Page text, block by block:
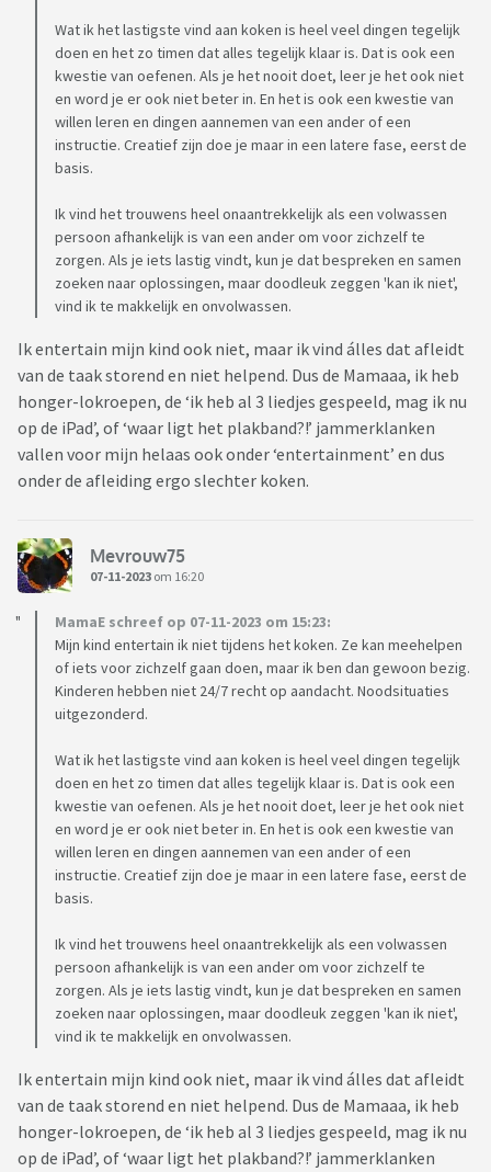
Wat ik het lastigste vind aan koken is heel veel dingen tegelijk
doen en het zo timen dat alles tegelijk klaar is. Dat is ook een
kwestie van oefenen. Als je het nooit doet, leer je het ook niet
en word je er ook niet beter in. En het is ook een kwestie van
willen leren en dingen aannemen van een ander of een
instructie. Creatief zijn doe je maar in een latere fase, eerst de
basis.
Ik vind het trouwens heel onaantrekkelijk als een volwassen
persoon afhankelijk is van een ander om voor zichzelf te
zorgen. Als je iets lastig vindt, kun je dat bespreken en samen
zoeken naar oplossingen, maar doodleuk zeggen 'kan ik niet',
vind ik te makkelijk en onvolwassen.
Ik entertain mijn kind ook niet, maar ik vind álles dat afleidt
van de taak storend en niet helpend. Dus de Mamaaa, ik heb
honger-lokroepen, de ‘ik heb al 3 liedjes gespeeld, mag ik nu
op de iPad’, of ‘waar ligt het plakband?!’ jammerklanken
vallen voor mijn helaas ook onder ‘entertainment’ en dus
onder de afleiding ergo slechter koken.
Mevrouw75
07-11-2023 om 16:20
MamaE schreef op 07-11-2023 om 15:23:
Mijn kind entertain ik niet tijdens het koken. Ze kan meehelpen
of iets voor zichzelf gaan doen, maar ik ben dan gewoon bezig.
Kinderen hebben niet 24/7 recht op aandacht. Noodsituaties
uitgezonderd.
Wat ik het lastigste vind aan koken is heel veel dingen tegelijk
doen en het zo timen dat alles tegelijk klaar is. Dat is ook een
kwestie van oefenen. Als je het nooit doet, leer je het ook niet
en word je er ook niet beter in. En het is ook een kwestie van
willen leren en dingen aannemen van een ander of een
instructie. Creatief zijn doe je maar in een latere fase, eerst de
basis.
Ik vind het trouwens heel onaantrekkelijk als een volwassen
persoon afhankelijk is van een ander om voor zichzelf te
zorgen. Als je iets lastig vindt, kun je dat bespreken en samen
zoeken naar oplossingen, maar doodleuk zeggen 'kan ik niet',
vind ik te makkelijk en onvolwassen.
Ik entertain mijn kind ook niet, maar ik vind álles dat afleidt
van de taak storend en niet helpend. Dus de Mamaaa, ik heb
honger-lokroepen, de ‘ik heb al 3 liedjes gespeeld, mag ik nu
op de iPad’, of ‘waar ligt het plakband?!’ jammerklanken